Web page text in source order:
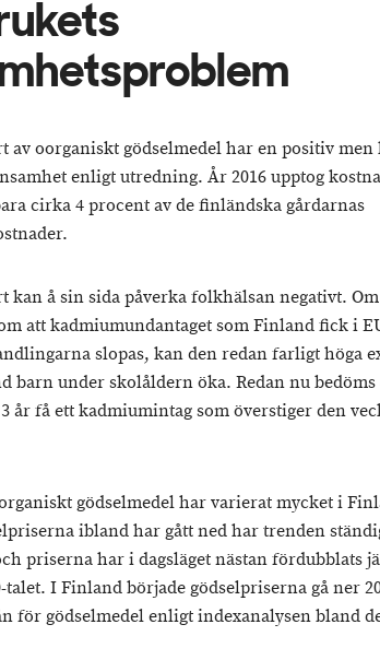
av oorganiskt gödselmedel har en positiv
enligt utredning. År 2016 upptog
cirka 4 procent av de finländska gårdarnas
kan å sin sida påverka folkhälsan negativt.
att kadmiumundantaget som Finland fick i
slopas, kan den redan farligt höga
barn under skolåldern öka. Redan nu bedöms
år få ett kadmiumintag som överstiger den
gödselmedel har varierat mycket i
ibland har gått ned har trenden
priserna har i dagsläget nästan fördubblats
talet. I Finland började gödselpriserna gå ner
för gödselmedel enligt indexanalysen bland